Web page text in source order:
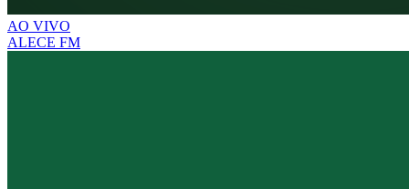
AO VIVO
ALECE FM